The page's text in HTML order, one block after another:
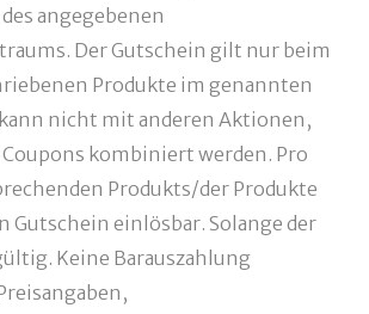
angegebenen
Der Gutschein gilt nur beim
Produkte im genannten
nicht mit anderen Aktionen,
Coupons kombiniert werden. Pro
Produkts/der Produkte
Gutschein einlösbar. Solange der
Keine Barauszahlung